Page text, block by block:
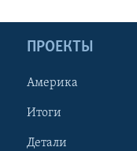
ПРОЕКТЫ
Америка
Итоги
Детали